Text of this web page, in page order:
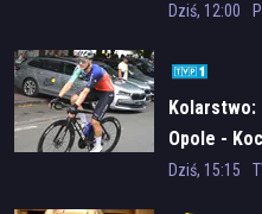
Dziś, 12:00
Kolarstwo:
Opole -
Dziś, 15:15